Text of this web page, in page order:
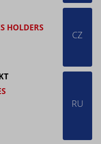
HOLDERS
CZ
RU